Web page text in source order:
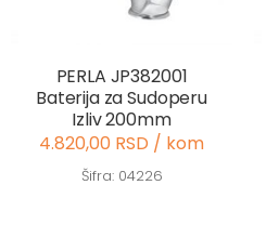
PERLA JP382001
Baterija za Sudoperu
Izliv 200mm
4.820,00 RSD / kom
Šifra: 04226